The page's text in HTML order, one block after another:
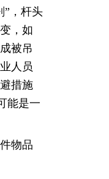
”，杆头
，如
被吊
人员
措施
能是一
物品